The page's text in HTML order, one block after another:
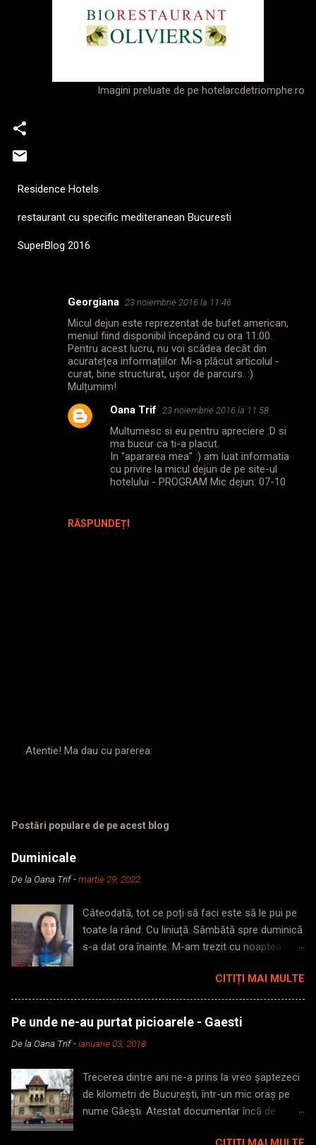
Imagini preluate de pe hotelarcdetriomphe.ro
Residence Hotels
restaurant cu specific mediteranean Bucuresti
SuperBlog 2016
Georgiana 23 noiembrie 2016 la 11:46
Micul dejun este reprezentat de bufet american,
meniul fiind disponibil începând cu ora 11:00.
Pentru acest lucru, nu voi scădea decât din
acuratețea informațiilor. Mi-a plăcut articolul -
curat, bine structurat, ușor de parcurs. :)
Mulțumim!
RĂSPUNDEȚI
Oana Trif 23 noiembrie 2016 la 11:58
Multumesc si eu pentru apreciere :D si
ma bucur ca ti-a placut.
In "apararea mea" :) am luat informatia
cu privire la micul dejun de pe site-ul
hotelului - PROGRAM Mic dejun: 07-10
t
ț
i
u
c
m
e
n
t
u
Atentie! Ma dau cu parerea:
Postări populare de pe acest blog
Duminicale
De laOana Trif -martie 29, 2022
Câteodată, tot ce poți să faci este să le pui pe
toate la rând. Cu liniuță. Sâmbătă spre duminică
s-a dat ora înainte. M-am trezit cu noaptea în
mergând ca orbetele prin casă, fără noimă,
repetând aceleași acțiuni pentru că uitam ce
voiam să fac în camera în care mă aflam, din
secunda în care pășeam pragul. Trezită târziu?
Plecată și mai târziu. Nimeni pe străzi, lumină
agit așa de dimineață, am și timp să mă
trezesc până la gară. Cobor în subteran, poarta
de acces pentru gabarit depășit era închisă.
CITIȚI MAI MULTE
Pe unde ne-au purtat picioarele - Gaesti
De laOana Trif -ianuarie 03, 2018
Trecerea dintre ani ne-a prins la vreo șaptezeci
de kilometri de București, într-un mic oraș pe
nume Găești. Atestat documentar încă de